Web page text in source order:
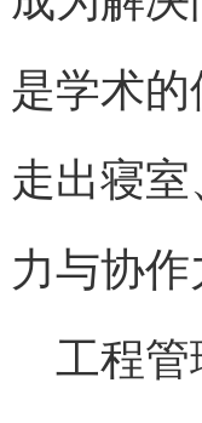
是学术
走出寝
力与协
工程管